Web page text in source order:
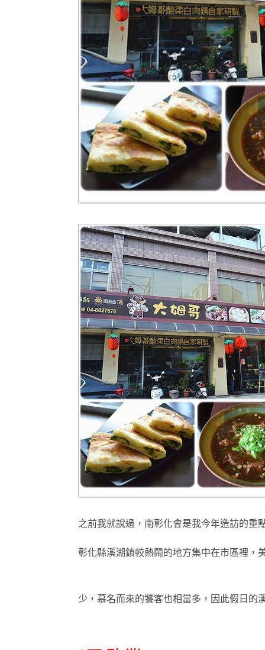
之前我就說過，南彰化會是我今年造訪的重
彰化縣溪湖鎮較熱鬧的地方集中在市區裡 ，
少 ，慕名而來的饕客也相當多 ，因此假日的